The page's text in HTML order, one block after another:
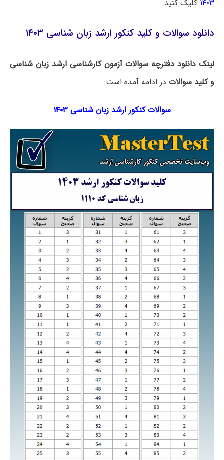
۱۴۰۳ کلیک کنید.
دانلود سوالات و کلید کنکور ارشد زبان شناسی ۱۴۰۳
لینک دانلود دفترچه سوالات آزمون کارشناسی ارشد زبان شناسی
و کلید سوالات در ادامه آمده است:
سوالات کنکور ارشد زبان شناسی ۱۴۰۳